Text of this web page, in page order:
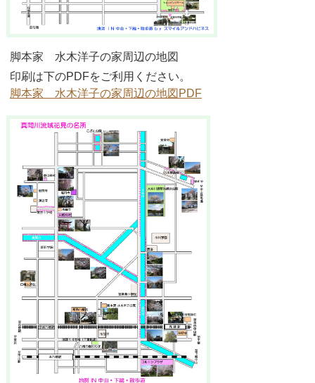
脚本家 水木洋子の家周辺の地図
印刷は下のPDFをご利用ください。
脚本家 水木洋子の家周辺の地図PDF